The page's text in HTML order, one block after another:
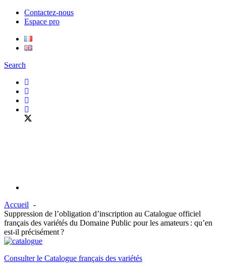
Contactez-nous
Espace pro
Search
Accueil
Suppression de l’obligation d’inscription au Catalogue officiel
français des variétés du Domaine Public pour les amateurs : qu’en
est-il précisément ?
Consulter le Catalogue français des variétés